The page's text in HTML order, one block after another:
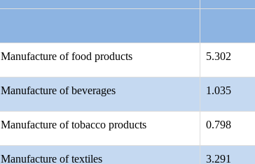
Manufacture of food products 5.302
Manufacture of beverages 1.035
Manufacture of tobacco products 0.798
Manufacture of textiles 3.291